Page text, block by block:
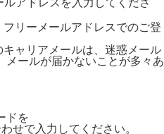
リーメールアドレスでのご登
ャリアメールは、迷惑メール
メールが届かないことが多々あ
ドを
せで入力してください。